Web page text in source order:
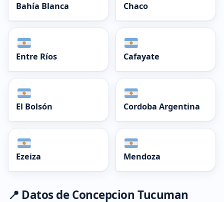
Bahía Blanca Chaco
Entre Ríos Cafayate
El Bolsón Cordoba Argentina
Ezeiza Mendoza
📍 Datos de Concepcion Tucuman